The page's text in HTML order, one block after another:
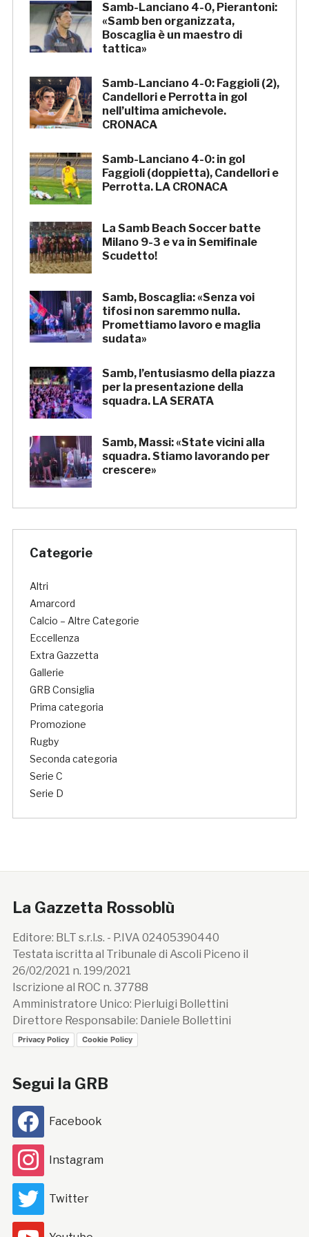
Samb-Lanciano 4-0, Pierantoni:
«Samb ben organizzata,
Boscaglia è un maestro di
tattica»
Samb-Lanciano 4-0: Faggioli (2),
Candellori e Perrotta in gol
nell’ultima amichevole.
CRONACA
Samb-Lanciano 4-0: in gol
Faggioli (doppietta), Candellori e
Perrotta. LA CRONACA
La Samb Beach Soccer batte
Milano 9-3 e va in Semifinale
Scudetto!
Samb, Boscaglia: «Senza voi
tifosi non saremmo nulla.
Promettiamo lavoro e maglia
sudata»
Samb, l’entusiasmo della piazza
per la presentazione della
squadra. LA SERATA
Samb, Massi: «State vicini alla
squadra. Stiamo lavorando per
crescere»
Categorie
Altri
Amarcord
Calcio – Altre Categorie
Eccellenza
Extra Gazzetta
Gallerie
GRB Consiglia
Prima categoria
Promozione
Rugby
Seconda categoria
Serie C
Serie D
La Gazzetta Rossoblù
Editore: BLT s.r.l.s. - P.IVA 02405390440
Testata iscritta al Tribunale di Ascoli Piceno il
26/02/2021 n. 199/2021
Iscrizione al ROC n. 37788
Amministratore Unico: Pierluigi Bollettini
Direttore Responsabile: Daniele Bollettini
Privacy Policy Cookie Policy
Segui la GRB
Facebook
Instagram
Twitter